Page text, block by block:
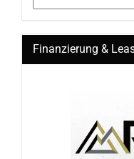
Finanzierung &